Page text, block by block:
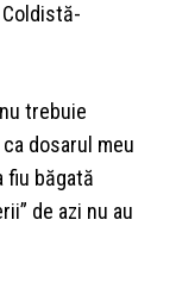
trebuie
dosarul meu
fiu băgată
de azi nu au